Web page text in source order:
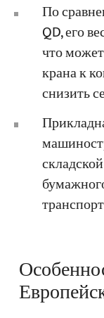
По
QD, его
что
крана к
снизить